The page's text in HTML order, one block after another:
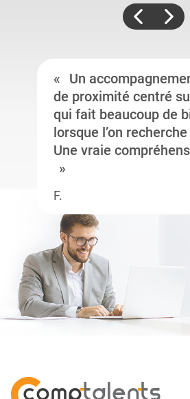
Un
de proximité centré
qui fait beaucoup de
lorsque l’on
Une vraie
F.